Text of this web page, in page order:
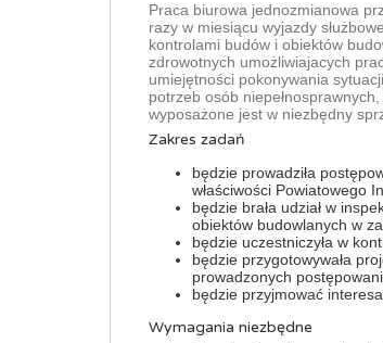
Praca biurowa jednozmianowa
razy w miesiącu wyjazdy
kontrolami budów i obiektów
zdrowotnych umożliwiajacych
umiejętności pokonywania
potrzeb osób
wyposażone jest w niezbędny
Zakres zadań
będzie prowadziła
właściwości Powiatowego
będzie brała udział w
obiektów budowlanych w
będzie uczestniczyła w
będzie przygotowywała
prowadzonych
będzie przyjmować
Wymagania niezbędne